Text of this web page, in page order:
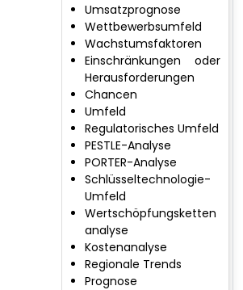
Umsatzprognose
Wettbewerbsumfeld
Wachstumsfaktoren
Einschränkungen oder
Herausforderungen
Chancen
Umfeld
Regulatorisches Umfeld
PESTLE-Analyse
PORTER-Analyse
Schlüsseltechnologie-
Umfeld
Wertschöpfungsketten
analyse
Kostenanalyse
Regionale Trends
Prognose